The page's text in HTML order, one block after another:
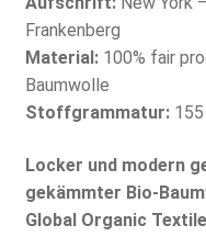
Frankenberg
Material:100% fair
Baumwolle
Stoffgrammatur:155
Locker und modern
gekämmter Bio-
Global Organic